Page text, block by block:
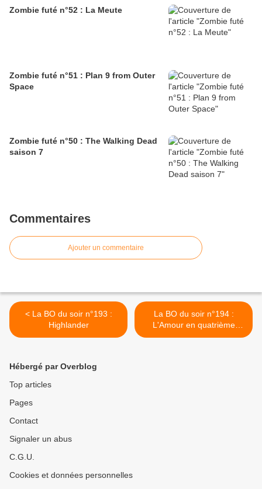
Zombie futé n°52 : La Meute
Zombie futé n°51 : Plan 9 from Outer
Space
Zombie futé n°50 : The Walking Dead
saison 7
Commentaires
Ajouter un commentaire
< La BO du soir n°193 :
Highlander
La BO du soir n°194 :
L'Amour en quatrième
vitesse >
Hébergé par Overblog
Top articles
Pages
Contact
Signaler un abus
C.G.U.
Cookies et données personnelles